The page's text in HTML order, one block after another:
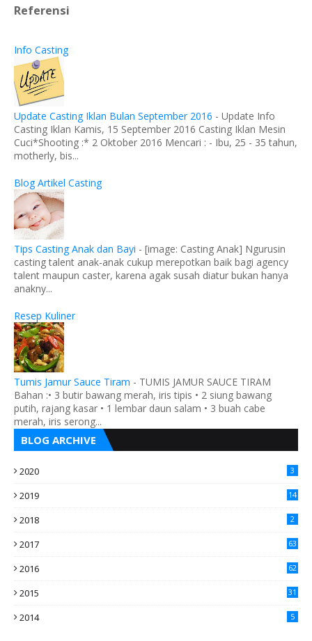
Referensi
Info Casting
Update Casting Iklan Bulan September 2016 - Update Info
Casting Iklan Kamis, 15 September 2016 Casting Iklan Mesin
Cuci*Shooting :* 2 Oktober 2016 Mencari : - Ibu, 25 - 35 tahun,
motherly, bis...
Blog Artikel Casting
Tips Casting Anak dan Bayi - [image: Casting Anak] Ngurusin
casting talent anak-anak cukup merepotkan baik bagi agency
talent maupun caster, karena agak susah diatur bukan hanya
anakny...
Resep Kuliner
Tumis Jamur Sauce Tiram - TUMIS JAMUR SAUCE TIRAM
Bahan :• 3 butir bawang merah, iris tipis • 2 siung bawang
putih, rajang kasar • 1 lembar daun salam • 3 buah cabe
merah, iris serong...
BLOG ARCHIVE
2020 3
2019 14
2018 2
2017 63
2016
62
2015
31
2014 5